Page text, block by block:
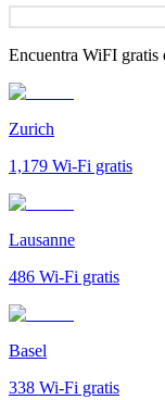
Encuentra WiFI gratis
Zurich
1,179 Wi-Fi gratis
Lausanne
486 Wi-Fi gratis
Basel
338 Wi-Fi gratis